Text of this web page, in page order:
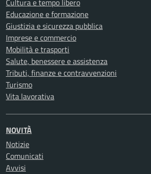
Cultura e tempo libero
Educazione e formazione
Giustizia e sicurezza pubblica
Imprese e commercio
Mobilità e trasporti
Salute, benessere e assistenza
Tributi, finanze e contravvenzioni
Turismo
Vita lavorativa
NOVITÀ
Notizie
Comunicati
Avvisi